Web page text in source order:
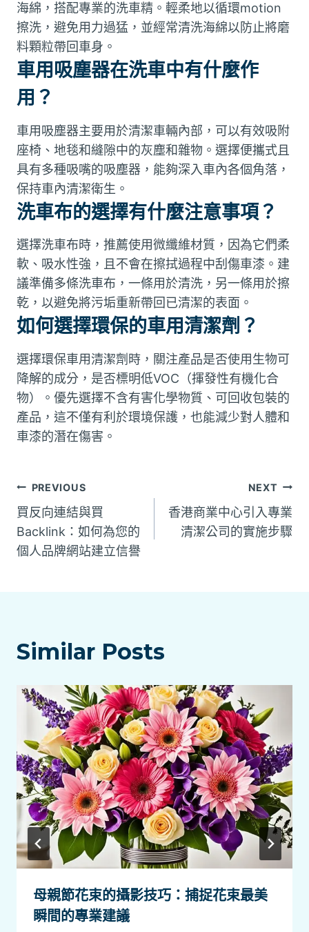
海綿，搭配專業的洗車精。輕柔地以循環motion
擦洗，避免用力過猛，並經常清洗海綿以防止將磨
料顆粒帶回車身。
車用吸塵器在洗車中有什麼作
用？
車用吸塵器主要用於清潔車輛內部，可以有效吸附
座椅、地毯和縫隙中的灰塵和雜物。選擇便攜式且
具有多種吸嘴的吸塵器，能夠深入車內各個角落，
保持車內清潔衛生。
洗車布的選擇有什麼注意事項？
選擇洗車布時，推薦使用微纖維材質，因為它們柔
軟、吸水性強，且不會在擦拭過程中刮傷車漆。建
議準備多條洗車布，一條用於清洗，另一條用於擦
乾，以避免將污垢重新帶回已清潔的表面。
如何選擇環保的車用清潔劑？
選擇環保車用清潔劑時，關注產品是否使用生物可
降解的成分，是否標明低VOC（揮發性有機化合
物）。優先選擇不含有害化學物質、可回收包裝的
產品，這不僅有利於環境保護，也能減少對人體和
車漆的潛在傷害。
文
章
導
PREVIOUS
買反向連結與買
Backlink：如何為您的
個人品牌網站建立信譽
NEXT
香港商業中心引入專業
清潔公司的實施步驟
Similar Posts
母親節花束的攝影技巧：捕捉花束最美
瞬間的專業建議